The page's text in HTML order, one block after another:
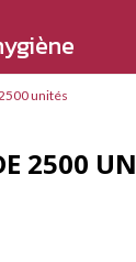
unités
2500